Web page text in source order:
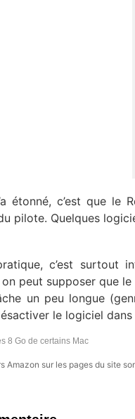
étonné, c’est que le
pilote. Quelques
c’est surtout
peut supposer que
un peu longue
le logiciel
8 Go de certains Mac
Amazon sur les pages du site